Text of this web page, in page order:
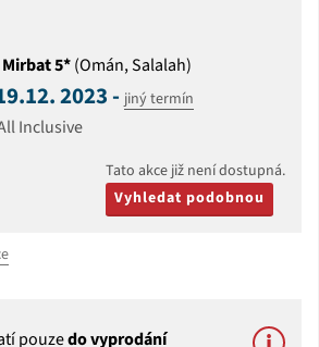
5*(Omán, Salalah)
2023 - jiný termín
Inclusive
Tato akce již není dostupná.
Vyhledat podobnou
pouzedo vyprodání